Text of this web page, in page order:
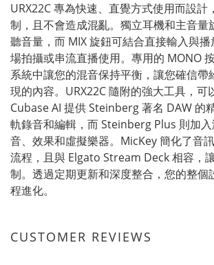
URX22C 專為快速、直覺方式使用而設計
制，且不會造成混亂。獨立耳機和主音量
聽音量，而 MIX 旋鈕可結合直接輸入與
場拍攝或串流直播使用。專用的 MONO
系統中讓您的混音保持平衡，讓您確信帶
現的內容。URX22C 隨附的強大工具，可
Cubase AI 提供 Steinberg 著名 DAW 的
軌錄音和編輯，而 Steinberg Plus 則加
音、效果和虛擬樂器。MicKey 簡化了音
流程，且與 Elgato Stream Deck 相容，
制。透過定期更新和深度整合，您的整個
程進化。
CUSTOMER REVIEWS